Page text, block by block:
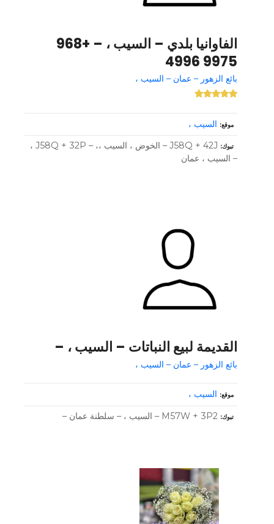
الفاوانيا بلدي – السيب ، – +968
9975 4996
بائع الزهور – عمان – السيب ،
موقع السيب ،
تبوك
J58Q + 42J – الخوض ، السيب ،، – J58Q + 32P ،
– السيب ، عمان
القديمة لبيع النباتات – السيب ، –
بائع الزهور – عمان – السيب ،
موقع السيب ،
تبوك M57W + 3P2 – السيب ، – سلطنة عمان –